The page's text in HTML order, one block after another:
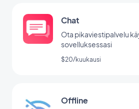
Chat
Ota pikaviestipalvelu
sovelluksessasi
$20/kuukausi
Offline